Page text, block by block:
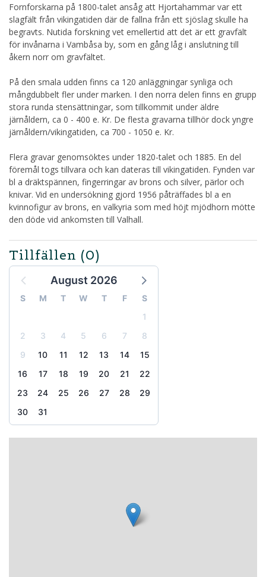
Fornforskarna på 1800-talet ansåg att Hjortahammar var ett
slagfält från vikingatiden där de fallna från ett sjöslag skulle ha
begravts. Nutida forskning vet emellertid att det är ett gravfält
för invånarna i Vambåsa by, som en gång låg i anslutning till
åkern norr om gravfältet.
På den smala udden finns ca 120 anläggningar synliga och
mångdubbelt fler under marken. I den norra delen finns en grupp
stora runda stensättningar, som tillkommit under äldre
järnåldern, ca 0 - 400 e. Kr. De flesta gravarna tillhör dock yngre
järnåldern/vikingatiden, ca 700 - 1050 e. Kr.
Flera gravar genomsöktes under 1820-talet och 1885. En del
föremål togs tillvara och kan dateras till vikingatiden. Fynden var
bl a dräktspännen, fingerringar av brons och silver, pärlor och
knivar. Vid en undersökning gjord 1956 påträffades bl a en
kvinnofigur av brons, en valkyria som med höjt mjödhorn mötte
den döde vid ankomsten till Valhall.
Tillfällen (0)
August 2026
S M T W T F
S
1
2
3 4 5 6 7
8
9
10 11 12 13 14
15
16
17 18 19 20 21
22
23
24 25 26 27 28
29
30
31